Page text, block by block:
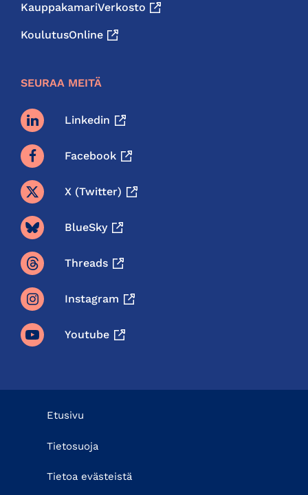
KauppakamariVerkosto
KoulutusOnline
SEURAA MEITÄ
Linkedin
Facebook
X (twitter)
BlueSky
Threads
Instagram
Youtube
Etusivu
Tietosuoja
Tietoa evästeistä